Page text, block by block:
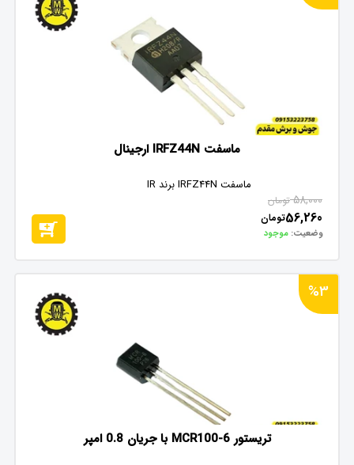
ماسفت IRFZ44N ارجینال
ماسفت IRFZ44N برند IR
58,000 تومان
56,260تومان
وضعیت: موجود
%3
تریستور MCR100-6 با جریان 0.8 امپر